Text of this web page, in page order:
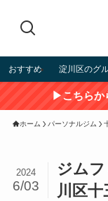
おすすめ 淀川区のグ
▶こちらか
ホーム パーソナルジム
ジム
川区十
2024
6/03